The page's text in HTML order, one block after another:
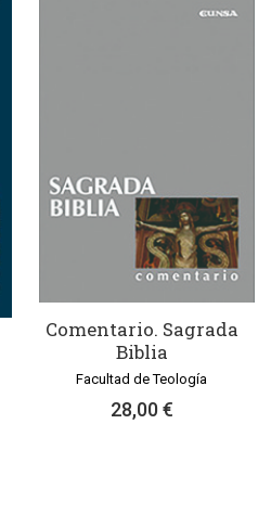
Comentario. Sagrada
Biblia
Facultad de Teología
28,00 €